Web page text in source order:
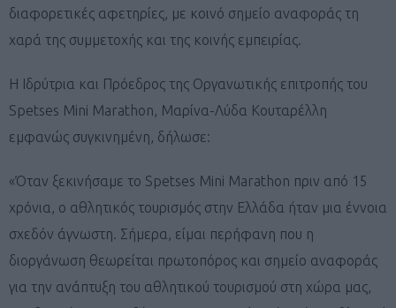
διαφορετικές αφετηρίες, με κοινό σημείο αναφοράς τη
χαρά της συμμετοχής και της κοινής εμπειρίας.
Η Ιδρύτρια και Πρόεδρος της Οργανωτικής επιτροπής του
Spetses Mini Marathon, Μαρίνα-Λύδα Κουταρέλλη
εμφανώς συγκινημένη, δήλωσε:
«Όταν ξεκινήσαμε το Spetses Mini Marathon πριν από 15
χρόνια, ο αθλητικός τουρισμός στην Ελλάδα ήταν μια έννοια
σχεδόν άγνωστη. Σήμερα, είμαι περήφανη που η
διοργάνωση θεωρείται πρωτοπόρος και σημείο αναφοράς
για την ανάπτυξη του αθλητικού τουρισμού στη χώρα μας,